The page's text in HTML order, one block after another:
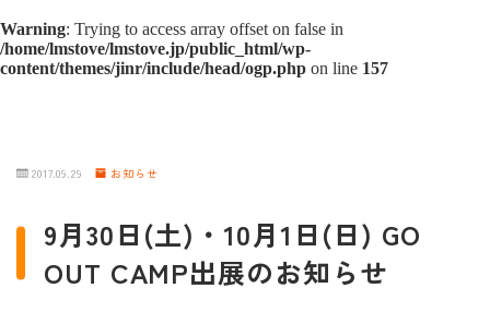
Warning: Trying to access array offset on false in
/home/lmstove/lmstove.jp/public_html/wp-
content/themes/jinr/include/head/ogp.php on line 157
2017.09.29 お知らせ
9月30日(土)・10月1日(日) GO
OUT CAMP出展のお知らせ